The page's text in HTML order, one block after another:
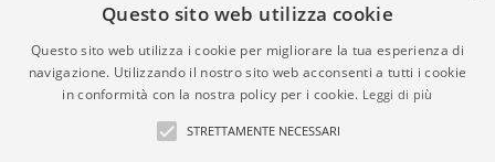
garanzia da parte di quest'ultima. immobiliare-italia.it
quindi non è responsabile della veridicità, della
correttezza, della completezza, della normativa in
materia di privacy e/o di alcun altro aspetto dei
suddetti annunci.
Questo sito web utilizza cookie
Questo sito web utilizza i cookie per migliorare la tua esperienza di
navigazione. Utilizzando il nostro sito web acconsenti a tutti i cookie
in conformità con la nostra policy per i cookie. Leggi di più
STRETTAMENTE NECESSARI